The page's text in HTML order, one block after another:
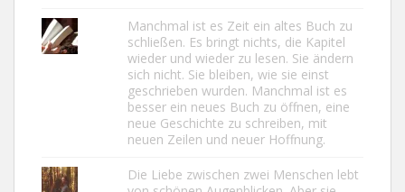
Manchmal ist es Zeit ein altes Buch zu
schließen. Es bringt nichts, die Kapitel
wieder und wieder zu lesen. Sie ändern
sich nicht. Sie bleiben, wie sie einst
geschrieben wurden. Manchmal ist es
besser ein neues Buch zu öffnen, eine
neue Geschichte zu schreiben, mit
neuen Zeilen und neuer Hoffnung.
Die Liebe zwischen zwei Menschen lebt